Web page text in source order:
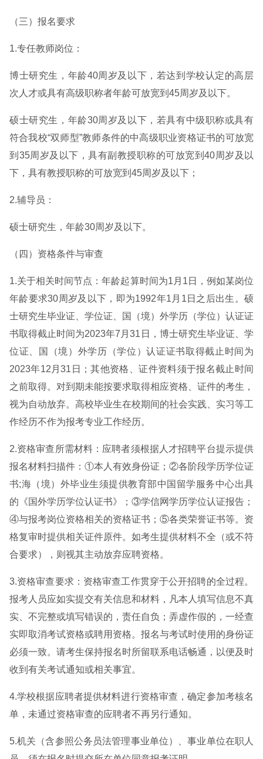
（三）报名要求
1.专任教师岗位：
博士研究生，年龄40周岁及以下，若达到学校认定的高层
次人才或具有高级职称者年龄可放宽到45周岁及以下。
硕士研究生，年龄30周岁及以下，若具有中级职称或具有
符合我校“双师型”教师条件的中高级职业资格证书的可放宽
到35周岁及以下，具有副教授职称的可放宽到40周岁及以
下，具有教授职称的可放宽到45周岁及以下；
2.辅导员：
硕士研究生，年龄30周岁及以下。
（四）资格条件与审查
1.关于相关时间节点：年龄起算时间为1月1日，例如某岗位
年龄要求30周岁及以下，即为1992年1月1日之后出生。硕
士研究生毕业证、学位证、国（境）外学历（学位）认证证
书取得截止时间为2023年7月31日，博士研究生毕业证、学
位证、国（境）外学历（学位）认证证书取得截止时间为
2023年12月31日；其他资格、证件资料须于报名截止时间
之前取得。对到期未能按要求取得相应资格、证件的考生，
视为自动放弃。高校毕业生在校期间的社会实践、实习等工
作经历不作为报考专业工作经历。
2.资格审查所需材料：应聘者须根据人才招聘平台提示提供
报名材料扫描件：①本人有效身份证；②各阶段学历学位证
书;海（境）外毕业生须提供教育部中国留学服务中心出具
的《国外学历学位认证书》；③学信网学历学位认证报告；
④与报考岗位资格相关的资格证书；⑤各类荣誉证书等。资
格复审时提供相关证件原件。如考生提供材料不全（或不符
合要求），则视其主动放弃应聘资格。
3.资格审查要求：资格审查工作贯穿于公开招聘的全过程。
报考人员应如实提交有关信息和材料，凡本人填写信息不真
实、不完整或填写错误的，责任自负；弄虚作假的，一经查
实即取消考试资格或聘用资格。报名与考试时使用的身份证
必须一致。请考生保持报名时所留联系电话畅通，以便及时
收到有关考试通知或相关事宜。
4.学校根据应聘者提供材料进行资格审查，确定参加考核名
单，未通过资格审查的应聘者不再另行通知。
5.机关（含参照公务员法管理事业单位）、事业单位在职人